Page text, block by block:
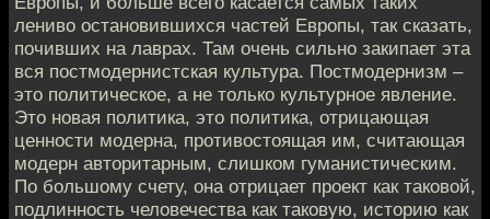
лениво остановившихся частей Европы, так сказать,
почивших на лаврах. Там очень сильно закипает эта
вся постмодернистская культура. Постмодернизм –
это политическое, а не только культурное явление.
Это новая политика, это политика, отрицающая
ценности модерна, противостоящая им, считающая
модерн авторитарным, слишком гуманистическим.
По большому счету, она отрицает проект как таковой,
подлинность человечества как таковую, историю как